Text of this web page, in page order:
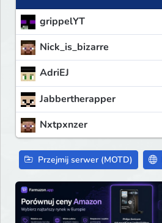
grippelYT
Nick_is_bizarre
AdriEJ
Jabbertherapper
Nxtpxnzer
Przejmij serwer (MOTD)